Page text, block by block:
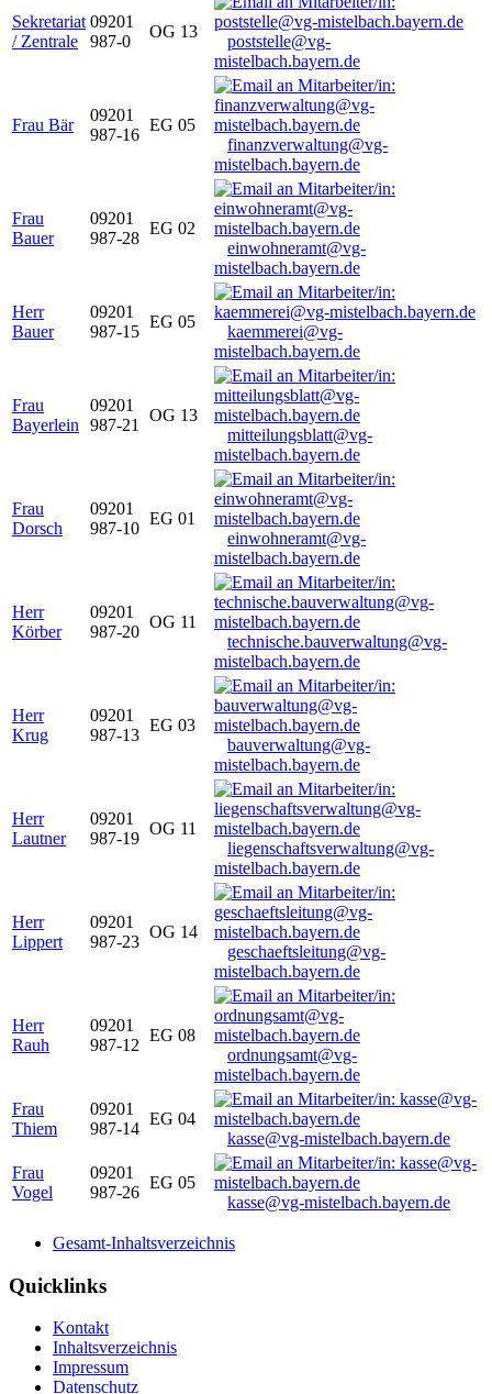
Sekretariat
/ Zentrale
09201
987-0
OG 13
poststelle@vg-
mistelbach.bayern.de
Frau Bär
09201
987-16
EG 05
finanzverwaltung@vg-
mistelbach.bayern.de
Frau
Bauer
09201
987-28
EG 02
einwohneramt@vg-
mistelbach.bayern.de
Herr
Bauer
09201
987-15
EG 05
kaemmerei@vg-
mistelbach.bayern.de
Frau
Bayerlein
09201
987-21
OG 13
mitteilungsblatt@vg-
mistelbach.bayern.de
Frau
Dorsch
09201
987-10
EG 01
einwohneramt@vg-
mistelbach.bayern.de
Herr
Körber
09201
987-20
OG 11
technische.bauverwaltung@vg-
mistelbach.bayern.de
Herr
Krug
09201
987-13
EG 03
bauverwaltung@vg-
mistelbach.bayern.de
Herr
Lautner
09201
987-19
OG 11
liegenschaftsverwaltung@vg-
mistelbach.bayern.de
Herr
Lippert
09201
987-23
OG 14
geschaeftsleitung@vg-
mistelbach.bayern.de
Herr
Rauh
09201
987-12
EG 08
ordnungsamt@vg-
mistelbach.bayern.de
Frau
Thiem
09201
987-14
EG 04
kasse@vg-mistelbach.bayern.de
Frau
Vogel
09201
987-26
EG 05
kasse@vg-mistelbach.bayern.de
Gesamt-Inhaltsverzeichnis
Quicklinks
Kontakt
Inhaltsverzeichnis
Impressum
Datenschutz